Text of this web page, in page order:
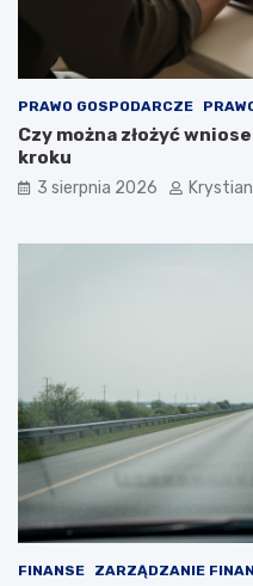
PRAWO GOSPODARCZE
Czy można złożyć
kroku
3 sierpnia 2026
FINANSE ZARZĄDZANIE